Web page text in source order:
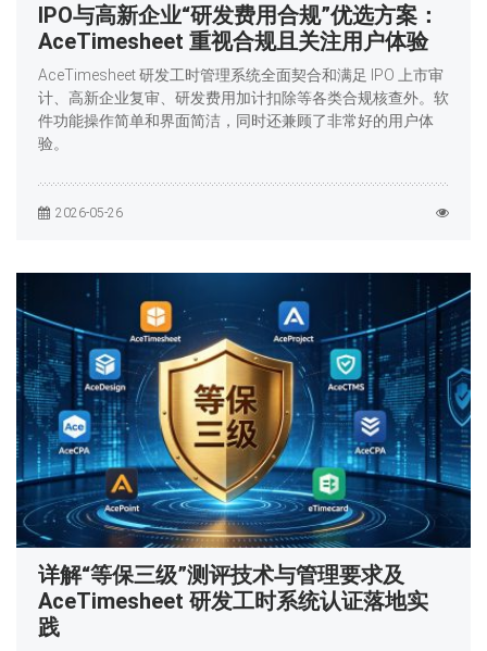
IPO与高新企业“研发费用合规”优选方案：
AceTimesheet 重视合规且关注用户体验
AceTimesheet 研发工时管理系统全面契合和满足 IPO 上市审
计、高新企业复审、研发费用加计扣除等各类合规核查外。软
件功能操作简单和界面简洁，同时还兼顾了非常好的用户体
验。
2026-05-26
详解“等保三级”测评技术与管理要求及
AceTimesheet 研发工时系统认证落地实
践